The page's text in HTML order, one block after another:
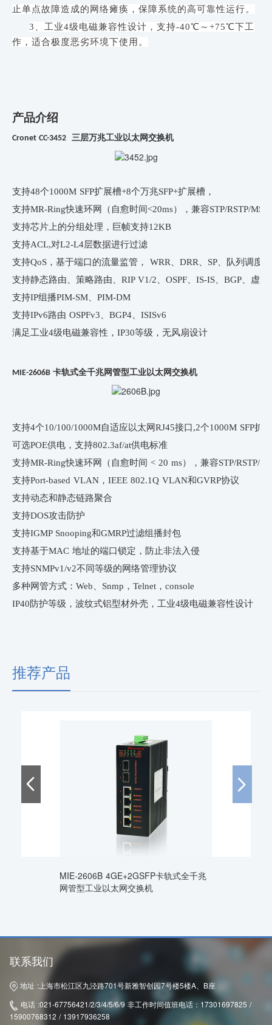
止单点故障造成的网络瘫痪，保障系统的高可靠性运行。
3、 工业4级电磁兼容性设计，支持-40℃～+75℃下工
作，适合极度恶劣环境下使用。
产品介绍
Cronet CC-3452 三层万兆工业以太网交换机
支持48个1000M SFP扩展槽+8个万兆SFP+扩展槽，
支持MR-Ring快速环网（自愈时间<20ms），兼容STP/RSTP/
支持芯片上的分组处理，巨帧支持12KB
支持ACL,对L2-L4层数据进行过滤
支持QoS，基于端口的流量监管， WRR、DRR、SP、队列调度
支持静态路由、策略路由、RIP V1/2、OSPF、IS-IS、BGP、虚
支持IP组播PIM-SM、PIM-DM
支持IPv6路由 OSPFv3、BGP4、ISISv6
满足工业4级电磁兼容性，IP30等级，无风扇设计
MIE-2606B 卡轨式全千兆网管型工业以太网交换机
支持4个10/100/1000M自适应以太网RJ45接口,2个1000M SFP扩
可选POE供电，支持802.3af/at供电标准
支持MR-Ring快速环网（自愈时间 < 20 ms），兼容STP/RSTP/
支持Port-based VLAN，IEEE 802.1Q VLAN和GVRP协议
支持动态和静态链路聚合
支持DOS攻击防护
支持IGMP Snooping和GMRP过滤组播封包
支持基于MAC 地址的端口锁定，防止非法入侵
支持SNMPv1/v2不同等级的网络管理协议
多种网管方式：Web、Snmp，Telnet，console
IP40防护等级，波纹式铝型材外壳，工业4级电磁兼容性设计
推荐产品
MIE-2606B 4GE+2GSFP卡轨式全千兆
网管型工业以太网交换机
联系我们
地址 : 上海市松江区九泾路701号新雅智创园7号楼5楼A、B座
电话 :021-67756421/2/3/4/5/6/9 非工作时间值班电话：17301697825 /
15900768312 / 13917936258